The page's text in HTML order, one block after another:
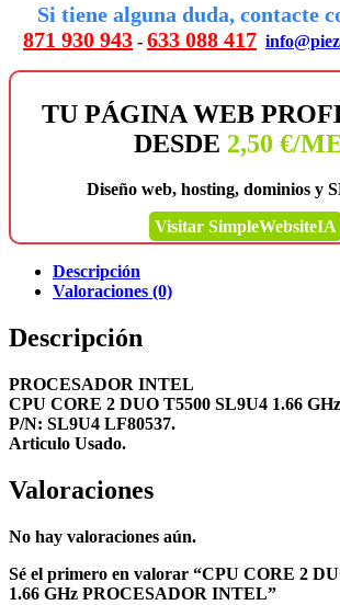
Si tiene alguna duda, contacte
871 930 943 - 633 088 417
TU PÁGINA WEB
DESDE 2,50 €/
Diseño web, hosting, dominios y
Visitar SimpleWebsiteIA
Descripción
Valoraciones (0)
Descripción
PROCESADOR INTEL
CPU CORE 2 DUO T5500 SL9U4 1.66 GHz
P/N: SL9U4 LF80537.
Articulo Usado.
Valoraciones
No hay valoraciones aún.
Sé el primero en valorar “CPU CORE 2
1.66 GHz PROCESADOR INTEL”